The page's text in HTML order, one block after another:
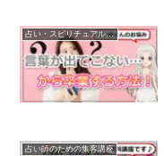
占い・スピリチュアルビジネス
占い師のための集客講座